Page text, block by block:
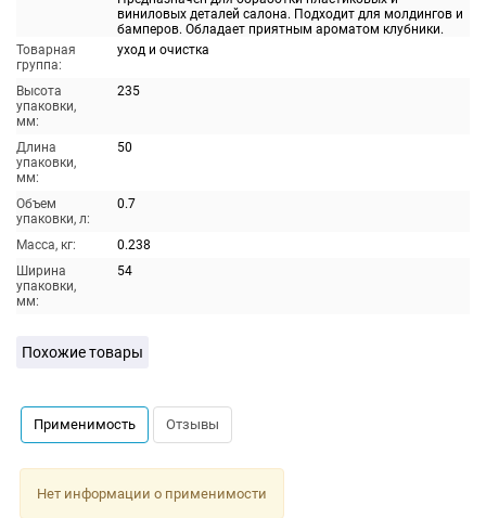
виниловых деталей салона. Подходит для молдингов и
бамперов. Обладает приятным ароматом клубники.
Товарная
группа:
уход и очистка
Высота
упаковки,
мм:
235
Длина
упаковки,
мм:
50
Объем
упаковки, л:
0.7
Масса, кг:
0.238
Ширина
упаковки,
мм:
54
Похожие товары
Применимость Отзывы
Нет информации о применимости